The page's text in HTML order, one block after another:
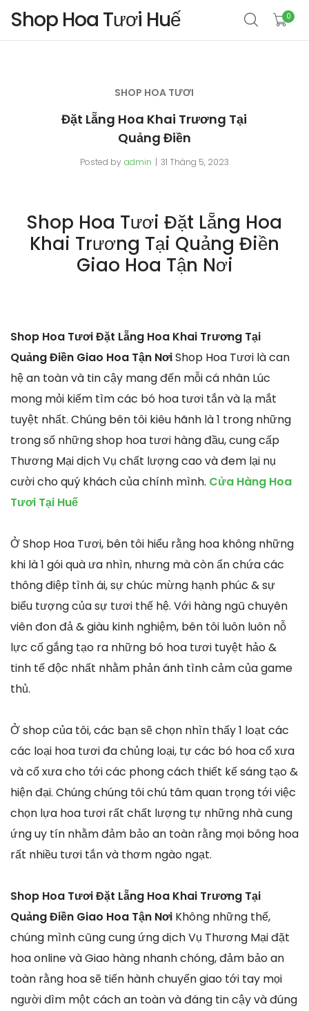
Shop Hoa Tươi Huế 0
SHOP HOA TƯƠI
Đặt Lẵng Hoa Khai Trương Tại
Quảng Điền
Posted by admin 31 Tháng 5, 2023
Shop Hoa Tươi Đặt Lẵng Hoa
Khai Trương Tại Quảng Điền
Giao Hoa Tận Nơi
Shop Hoa Tươi Đặt Lẵng Hoa Khai Trương Tại
Quảng Điền Giao Hoa Tận NơiShop Hoa Tươi là can
hệ an toàn và tin cậy mang đến mỗi cá nhân Lúc
mong mỏi kiếm tìm các bó hoa tươi tắn và lạ mắt
tuyệt nhất. Chúng bên tôi kiêu hãnh là 1 trong những
trong số những shop hoa tươi hàng đầu, cung cấp
Thương Mại dịch Vụ chất lượng cao và đem lại nụ
cười cho quý khách của chính mình. Cửa Hàng Hoa
Tươi Tại Huế
Ở Shop Hoa Tươi, bên tôi hiểu rằng hoa không những
khi là 1 gói quà ưa nhìn, nhưng mà còn ẩn chứa các
thông điệp tình ái, sự chúc mừng hạnh phúc & sự
biểu tượng của sự tươi thế hệ. Với hàng ngũ chuyên
viên đon đả & giàu kinh nghiệm, bên tôi luôn luôn nỗ
lực cố gắng tạo ra những bó hoa tươi tuyệt hảo &
tinh tế độc nhất nhằm phản ánh tình cảm của game
thủ.
Ở shop của tôi, các bạn sẽ chọn nhìn thấy 1 loạt các
các loại hoa tươi đa chủng loại, tự các bó hoa cổ xưa
và cổ xưa cho tới các phong cách thiết kế sáng tạo &
hiện đại. Chúng chúng tôi chú tâm quan trọng tới việc
chọn lựa hoa tươi rất chất lượng tự những nhà cung
ứng uy tín nhằm đảm bảo an toàn rằng mọi bông hoa
rất nhiều tươi tắn và thơm ngào ngạt.
Shop Hoa Tươi Đặt Lẵng Hoa Khai Trương Tại
Quảng Điền Giao Hoa Tận Nơi Không những thế,
chúng mình cũng cung ứng dịch Vụ Thương Mại đặt
hoa online và Giao hàng nhanh chóng, đảm bảo an
toàn rằng hoa sẽ tiến hành chuyển giao tới tay mọi
người dìm một cách an toàn và đáng tin cậy và đúng